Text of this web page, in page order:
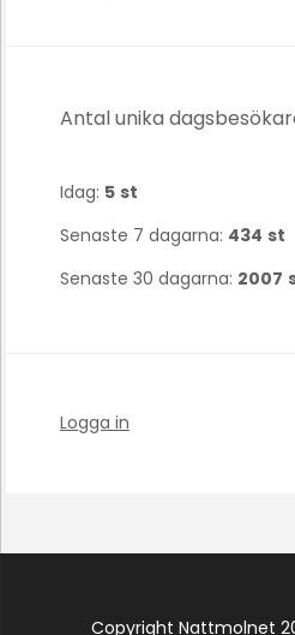
Antal unika
Idag: 5 st
Senaste 7 dagarna: 434 st
Senaste 30 dagarna: 2007
Logga in
Copyright Nattmolnet